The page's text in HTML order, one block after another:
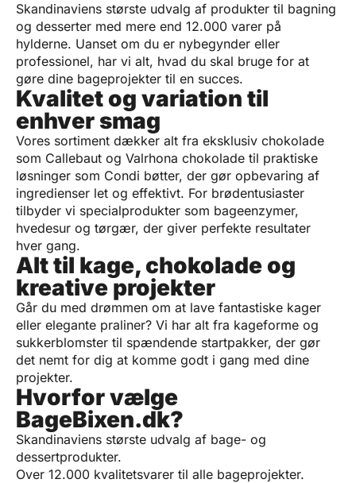
Skandinaviens største udvalg af produkter til bagning
og desserter med mere end 12.000 varer på
hylderne. Uanset om du er nybegynder eller
professionel, har vi alt, hvad du skal bruge for at
gøre dine bageprojekter til en succes.
Kvalitet og variation til
enhver smag
Vores sortiment dækker alt fra eksklusiv chokolade
som Callebaut og Valrhona chokolade til praktiske
løsninger som Condi bøtter, der gør opbevaring af
ingredienser let og effektivt. For brødentusiaster
tilbyder vi specialprodukter som bageenzymer,
hvedesur og tørgær, der giver perfekte resultater
hver gang.
Alt til kage, chokolade og
kreative projekter
Går du med drømmen om at lave fantastiske kager
eller elegante praliner? Vi har alt fra kageforme og
sukkerblomster til spændende startpakker, der gør
det nemt for dig at komme godt i gang med dine
projekter.
Hvorfor vælge
BageBixen.dk?
Skandinaviens største udvalg af bage- og
dessertprodukter.
Over 12.000 kvalitetsvarer til alle bageprojekter.